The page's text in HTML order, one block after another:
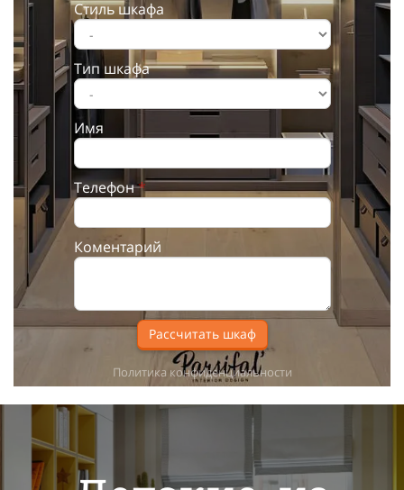
Стиль шкафа
Тип шкафа
Имя
Телефон*
Коментарий
Рассчитать шкаф
Политика конфиденциальности